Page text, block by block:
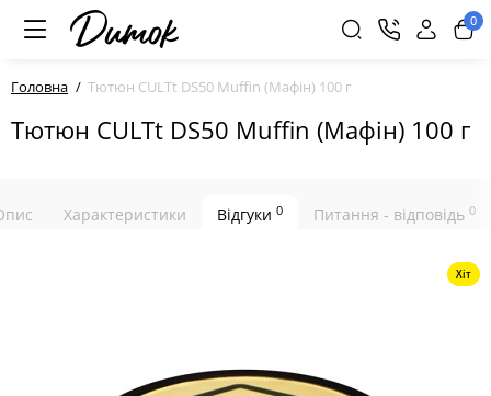
0
Головна Тютюн CULTt DS50 Muffin (Мафін) 100 г
Тютюн CULTt DS50 Muffin (Мафін) 100 г
Характеристики Відгуки 0 Питання - відповідь 0
Хіт